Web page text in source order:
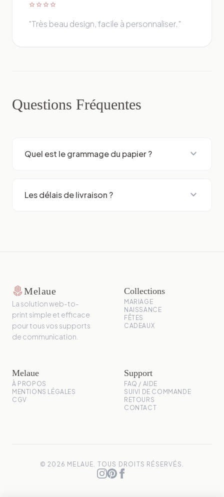
starstarstarstar
"Très beau design, facile à personnaliser."
Questions Fréquentes
Quel est le grammage du papier ? expand_more
Les délais de livraison ? expand_more
local_floristMelaue
La solution web-to-
print simple et efficace
pour tous vos supports
de communication.
Collections
MARIAGE
NAISSANCE
FÊTES
CADEAUX
Melaue
À PROPOS
MENTIONS LÉGALES
CGV
Support
FAQ / AIDE
SUIVI DE COMMANDE
RETOURS
CONTACT
© 2026 MELAUE. TOUS DROITS RÉSERVÉS.